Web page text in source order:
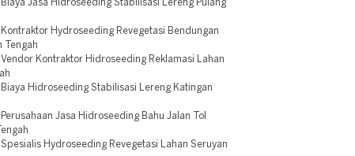
Jasa Hidroseeding Stabilisasi Lereng Pulang
Hydroseeding Revegetasi Bendungan
Tengah
Kontraktor Hidroseeding Reklamasi Lahan
Hidroseeding Stabilisasi Lereng Katingan
Jasa Hidroseeding Bahu Jalan Tol
Hydroseeding Revegetasi Lahan Seruyan